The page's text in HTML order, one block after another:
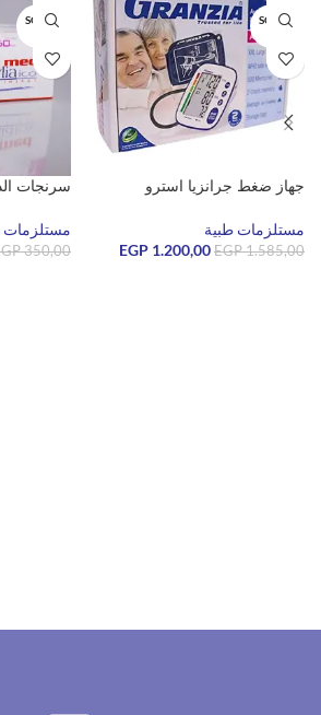
SOLD O
جهاز ضغط جرانزيا استرو
مستلزمات طبية
EGP1.585,00
EGP 1.200,00
SOLD O
سرنجات
مستلزمات
350,00